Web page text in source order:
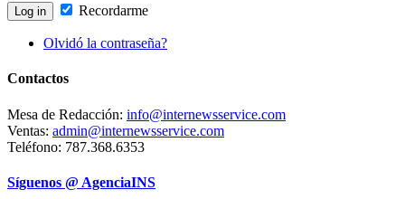
Recordarme
Olvidó la contraseña?
Contactos
Mesa de Redacción: info@internewsservice.com
Ventas: admin@internewsservice.com
Teléfono: 787.368.6353
Síguenos @ AgenciaINS